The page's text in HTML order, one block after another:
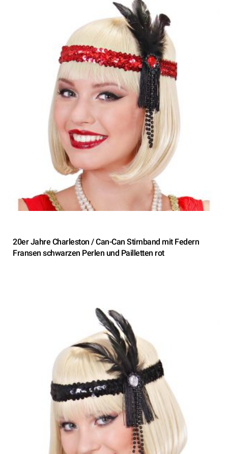
20er Jahre Charleston / Can-Can Stirnband mit Federn
Fransen schwarzen Perlen und Pailletten rot